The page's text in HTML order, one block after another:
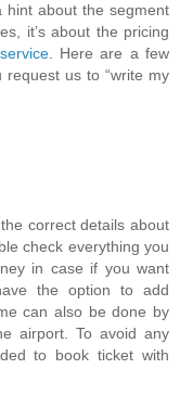
hint about the segment
it’s about the pricing
. Here are a few
us to “write my
correct details about
check everything you
in case if you want
the option to add
can also be done by
airport. To avoid any
to book ticket with